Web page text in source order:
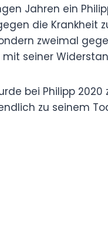
Jahren ein
die Krankheit
zweimal
mit seiner
bei Philipp
zu seinem